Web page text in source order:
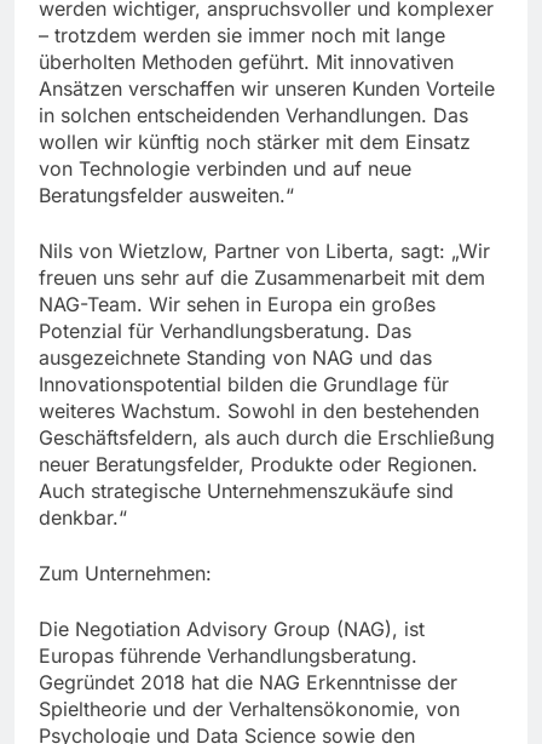
werden wichtiger, anspruchsvoller und komplexer
– trotzdem werden sie immer noch mit lange
überholten Methoden geführt. Mit innovativen
Ansätzen verschaffen wir unseren Kunden Vorteile
in solchen entscheidenden Verhandlungen. Das
wollen wir künftig noch stärker mit dem Einsatz
von Technologie verbinden und auf neue
Beratungsfelder ausweiten.“
Nils von Wietzlow, Partner von Liberta, sagt: „Wir
freuen uns sehr auf die Zusammenarbeit mit dem
NAG-Team. Wir sehen in Europa ein großes
Potenzial für Verhandlungsberatung. Das
ausgezeichnete Standing von NAG und das
Innovationspotential bilden die Grundlage für
weiteres Wachstum. Sowohl in den bestehenden
Geschäftsfeldern, als auch durch die Erschließung
neuer Beratungsfelder, Produkte oder Regionen.
Auch strategische Unternehmenszukäufe sind
denkbar.“
Zum Unternehmen:
Die Negotiation Advisory Group (NAG), ist
Europas führende Verhandlungsberatung.
Gegründet 2018 hat die NAG Erkenntnisse der
Spieltheorie und der Verhaltensökonomie, von
Psychologie und Data Science sowie den